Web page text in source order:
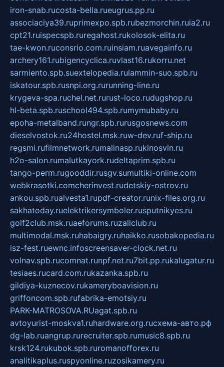
iron-snab.rucosta-bella.rueugrus.pp.ru
associaciya39.ruprimexpo.spb.rubezmorchin.ruia2.ru
cpt21.ruispecspb.ruregahost.rukolosok-elita.ru
tae-kwon.ruconsrio.com.ruinsiam.ruavegainfo.ru
archery161.rubigencyclica.ruvlast16.rukorru.net
sarmiento.spb.suextelopedia.rulammin-suo.spb.ru
iskatour.spb.rusnpi.org.rurunning-line.ru
krygeva-spa.ruchel.net.rurust-loco.rudugshop.ru
hl-beta.spb.ruschool494.spb.rumymubaby.ru
epoha-metalband.rungr.spb.rurusgosnews.com
dieselvostok.ru24hostel.msk.ruw-dev.ruf-ship.ru
regsmi.rufilmnetwork.rumalinasp.rukinosvin.ru
h2o-salon.rumalutkayork.rudeltaprim.spb.ru
tango-perm.rugooddir.rusgv.sumultiki-online.com
webkrasotki.comcherinvest.rudetskiy-ostrov.ru
ankou.spb.rualvesta1.rupdf-creator.runix-files.org.ru
sakhatoday.ruelektrikersymboler.rusputnikyes.ru
golf2club.msk.ruaeforums.ruzallclub.ru
multimodal.msk.ruhabaigry.ruhaikko.rusobakopedia.ru
isz-fest.ruewnc.infoscreensaver-clock.net.ru
volnav.spb.rucomnat.runpf.net.ru7bit.pp.rukalugatur.ru
tesiaes.rucard.com.rukazanka.spb.ru
gildiya-kuznecov.rukameryboavision.ru
griffoncom.spb.rufabrika-emotsiy.ru
PARK-MATROSOVA.RUagat.spb.ru
avtoyurist-moskva1.ruhardware.org.ruсхема-авто.рф
dg-lab.ruangrup.rurecruiter.spb.rumusic8.spb.ru
krsk124.rukubok.spb.ruromanofforex.ru
analitikaplus.ruspyonline.ruzosikamery.ru